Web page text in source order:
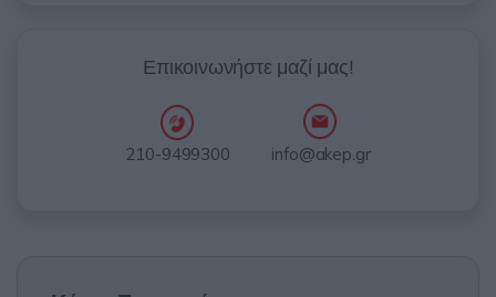
Επικοινωνήστε μαζί μας!
210-9499300 info@akep.gr